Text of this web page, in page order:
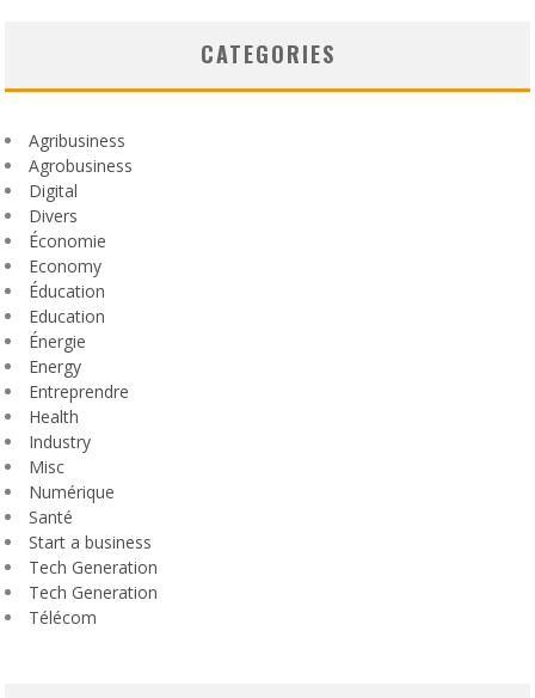
CATEGORIES
Agribusiness
Agrobusiness
Digital
Divers
Économie
Economy
Éducation
Education
Énergie
Energy
Entreprendre
Health
Industry
Misc
Numérique
Santé
Start a business
Tech Generation
Tech Generation
Télécom